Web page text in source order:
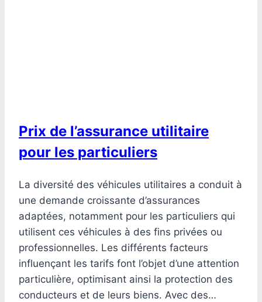
Prix de l’assurance utilitaire
pour les particuliers
La diversité des véhicules utilitaires a conduit à
une demande croissante d’assurances
adaptées, notamment pour les particuliers qui
utilisent ces véhicules à des fins privées ou
professionnelles. Les différents facteurs
influençant les tarifs font l’objet d’une attention
particulière, optimisant ainsi la protection des
conducteurs et de leurs biens. Avec des…